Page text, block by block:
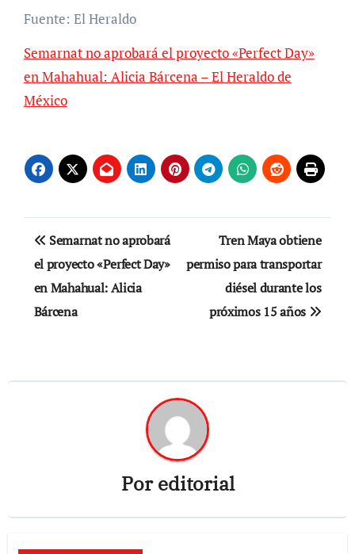
Fuente: El Heraldo
Semarnat no aprobará el proyecto «Perfect Day»
en Mahahual: Alicia Bárcena – El Heraldo de
México
Navegación
de
entradas
Semarnat no aprobará
el proyecto «Perfect Day»
en Mahahual: Alicia
Bárcena
Tren Maya obtiene
permiso para transportar
diésel durante los
próximos 15 años
Poreditorial